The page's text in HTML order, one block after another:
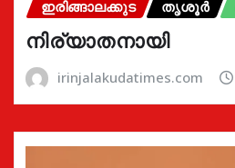
ഇരിങ്ങാലക്കുട തൃശൂർ
നിര്യാതനായി
irinjalakudatimes.com